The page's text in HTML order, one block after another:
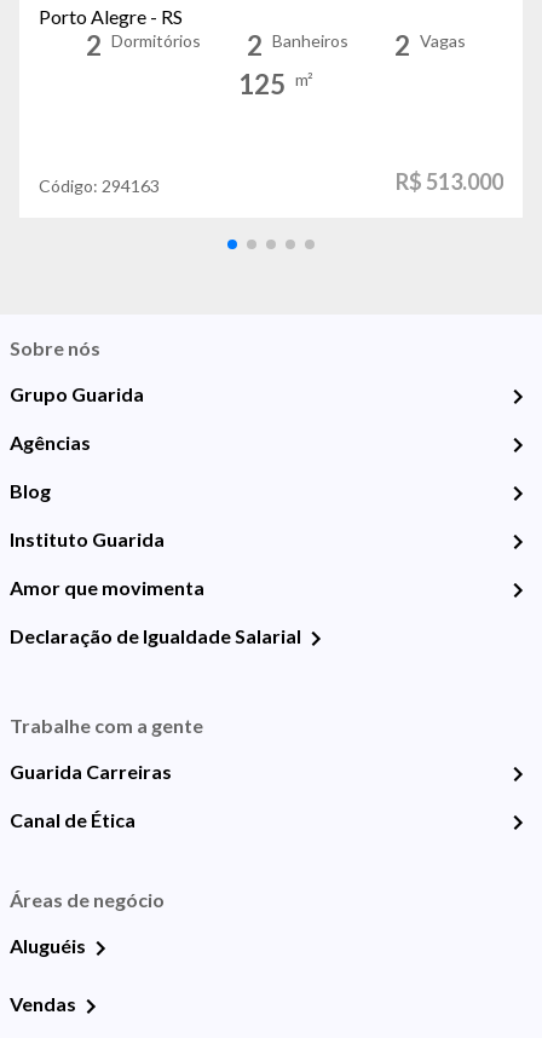
Porto Alegre - RS
2 Dormitórios 2 Banheiros 2 Vagas
125 m²
Código: 294163 R$ 513.000
Sobre nós
Grupo Guarida
Agências
Blog
Instituto Guarida
Amor que movimenta
Declaração de Igualdade Salarial
Trabalhe com a gente
Guarida Carreiras
Canal de Ética
Áreas de negócio
Aluguéis
Vendas